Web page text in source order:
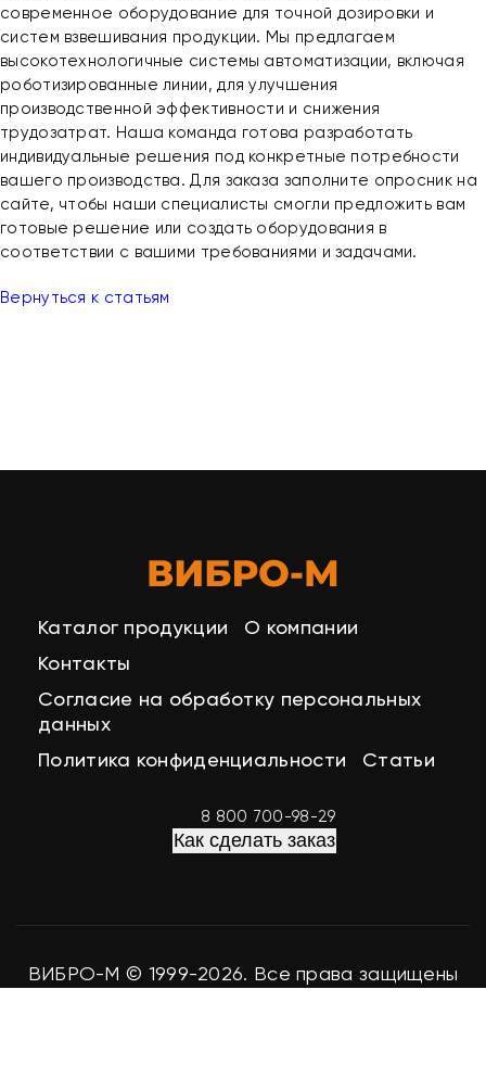
современное оборудование для точной дозировки и
систем взвешивания продукции. Мы предлагаем
высокотехнологичные системы автоматизации, включая
роботизированные линии, для улучшения
производственной эффективности и снижения
трудозатрат. Наша команда готова разработать
индивидуальные решения под конкретные потребности
вашего производства. Для заказа заполните опросник на
сайте, чтобы наши специалисты смогли предложить вам
готовые решение или создать оборудования в
соответствии с вашими требованиями и задачами.
Вернуться к статьям
Каталог продукции
О компании
Контакты
Согласие на обработку персональных
данных
Политика конфиденциальности
Статьи
8 800 700-98-29
Как сделать заказ
ВИБРО-М © 1999-2026. Все права защищены